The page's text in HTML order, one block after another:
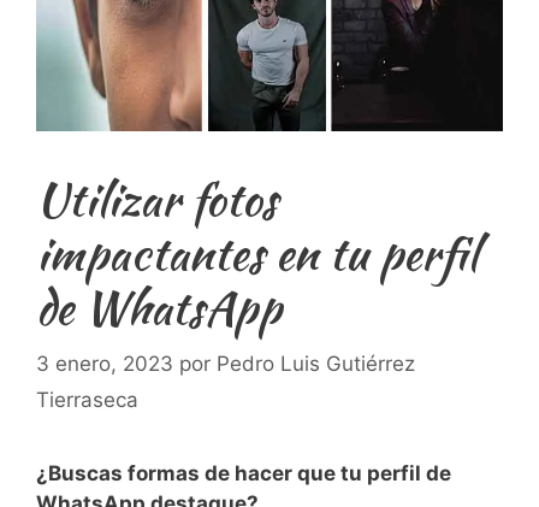
Utilizar fotos
impactantes en tu perfil
de WhatsApp
3 enero, 2023 por Pedro Luis Gutiérrez
Tierraseca
¿Buscas formas de hacer que tu perfil de